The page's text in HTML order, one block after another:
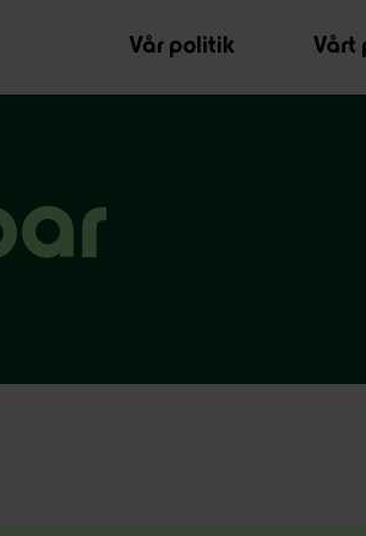
Vår politik
Vårt